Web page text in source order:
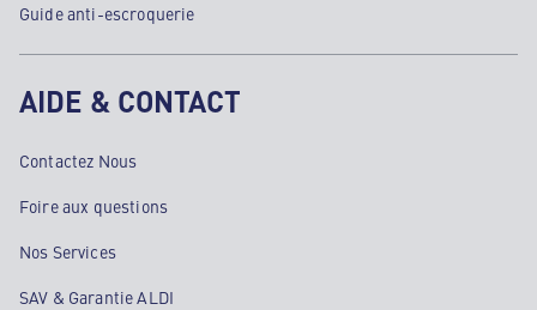
Guide anti-escroquerie
AIDE & CONTACT
Contactez Nous
Foire aux questions
Nos Services
SAV & Garantie ALDI